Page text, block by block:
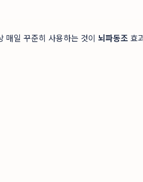
매일 꾸준히 사용하는 것이 뇌파동조 효